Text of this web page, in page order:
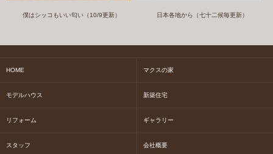
僕はシッコもいい匂い（10/9更新） 日本各地から（七十二候毎更新）
HOME マクスの家
モデルハウス 新築住宅
リフォーム ギャラリー
スタッフ 会社概要